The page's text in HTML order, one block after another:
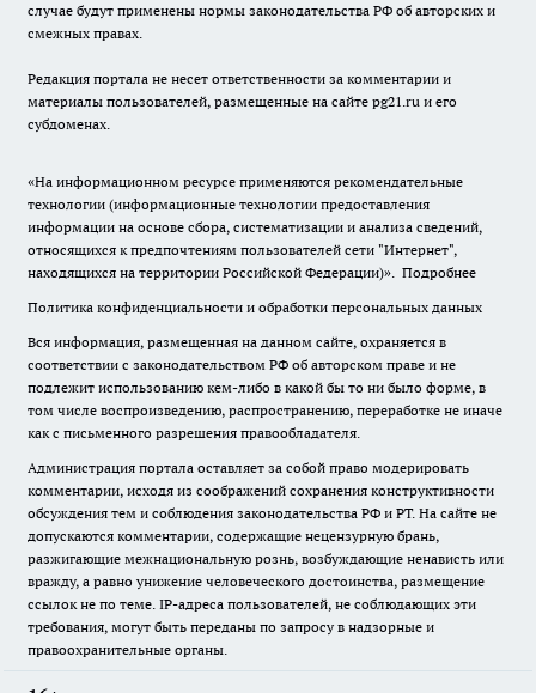
случае будут применены нормы законодательства РФ об авторских и
смежных правах.
Редакция портала не несет ответственности за комментарии и
материалы пользователей, размещенные на сайте pg21.ru и его
субдоменах.
«На информационном ресурсе применяются рекомендательные
технологии (информационные технологии предоставления
информации на основе сбора, систематизации и анализа сведений,
относящихся к предпочтениям пользователей сети "Интернет",
находящихся на территории Российской Федерации)». Подробнее
Политика конфиденциальности и обработки персональных данных
Вся информация, размещенная на данном сайте, охраняется в
соответствии с законодательством РФ об авторском праве и не
подлежит использованию кем-либо в какой бы то ни было форме, в
том числе воспроизведению, распространению, переработке не иначе
как с письменного разрешения правообладателя.
Администрация портала оставляет за собой право модерировать
комментарии, исходя из соображений сохранения конструктивности
обсуждения тем и соблюдения законодательства РФ и РТ. На сайте не
допускаются комментарии, содержащие нецензурную брань,
разжигающие межнациональную рознь, возбуждающие ненависть или
вражду, а равно унижение человеческого достоинства, размещение
ссылок не по теме. IP-адреса пользователей, не соблюдающих эти
требования, могут быть переданы по запросу в надзорные и
правоохранительные органы.